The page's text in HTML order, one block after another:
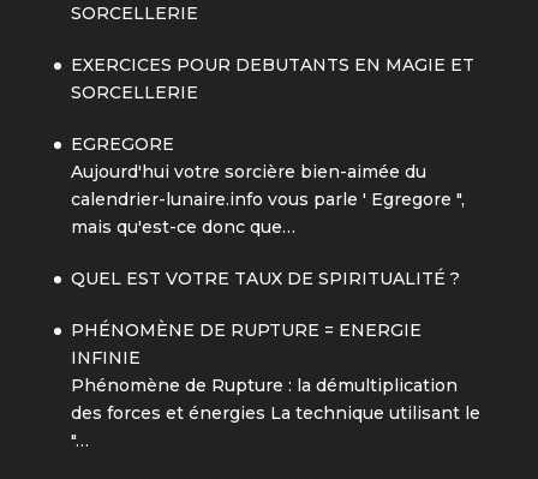
SORCELLERIE
EXERCICES POUR DEBUTANTS EN MAGIE ET
SORCELLERIE
EGREGORE
Aujourd'hui votre sorcière bien-aimée du
calendrier-lunaire.info vous parle ' Egregore ",
mais qu'est-ce donc que…
QUEL EST VOTRE TAUX DE SPIRITUALITÉ ?
PHÉNOMÈNE DE RUPTURE = ENERGIE
INFINIE
Phénomène de Rupture : la démultiplication
des forces et énergies La technique utilisant le
"…